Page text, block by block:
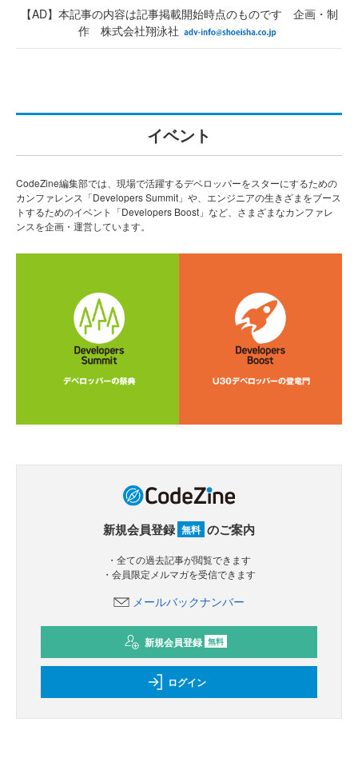
【AD】本記事の内容は記事掲載開始時点のものです 企画・制
作 株式会社翔泳社
イベント
CodeZine編集部では、現場で活躍するデベロッパーをスターにするための
カンファレンス「Developers Summit」や、エンジニアの生きざまをブース
トするためのイベント「Developers Boost」など、さまざまなカンファレ
ンスを企画・運営しています。
新規会員登録 無料 のご案内
・全ての過去記事が閲覧できます
・会員限定メルマガを受信できます
メールバックナンバー
新規会員登録 無料
ログイン